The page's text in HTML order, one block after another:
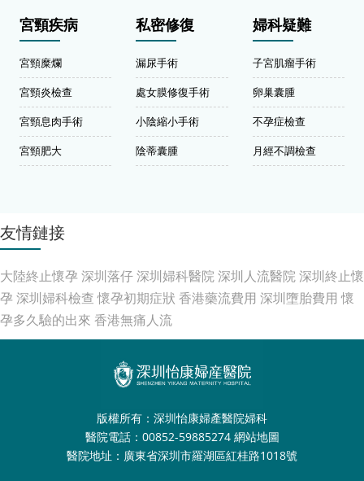
宮頸疾病
宮頸糜爛
宮頸炎檢查
宮頸息肉手術
宮頸肥大
私密修復
漏尿手術
處女膜修復手術
小陰縮小手術
陰蒂囊腫
婦科疑難
子宮肌瘤手術
卵巢囊腫
不孕症檢查
月經不調檢查
友情鏈接
大陸終止懷孕 深圳落仔深圳婦科醫院深圳人流醫院深圳終止懷
孕 深圳婦科檢查 懷孕初期症狀 香港藥流費用 深圳墮胎費用 懷
孕多久驗的出來 香港無痛人流
版權所有：深圳怡康婦產醫院婦科
醫院電話：00852-59885274 網站地圖
醫院地址：廣東省深圳市羅湖區紅桂路1018號